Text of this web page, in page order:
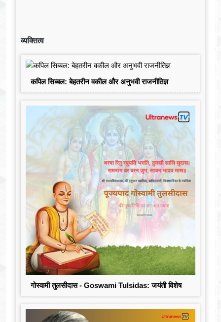
व्यक्तित्व
कपिल सिब्बल: बेहतरीन वकील और अनुभवी राजनीतिज्ञ
गोस्वामी तुलसीदास - Goswami Tulsidas: जयंती विशेष